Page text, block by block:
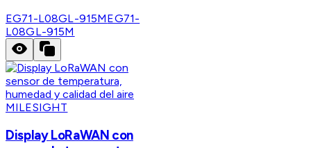
EG71-L08GL-915MEG71-
L08GL-915M
MILESIGHT
Display LoRaWAN con